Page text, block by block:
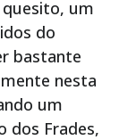
um
do
bastante
nesta
um
dos Frades,